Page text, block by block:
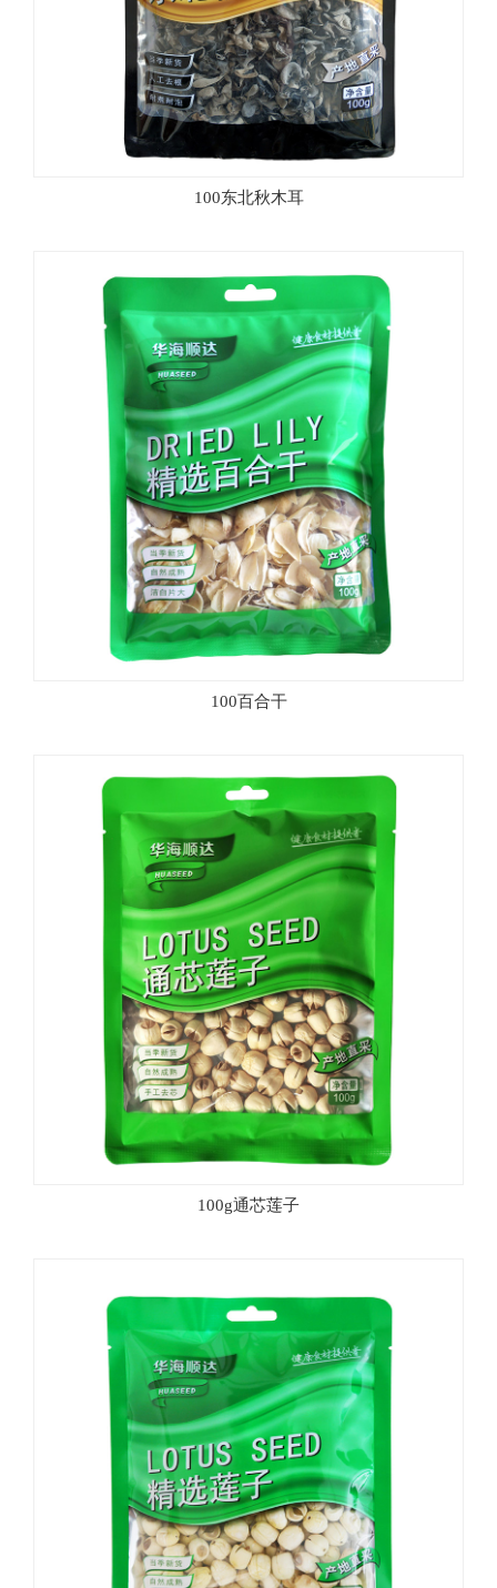
100东北秋木耳
100百合干
100g通芯莲子